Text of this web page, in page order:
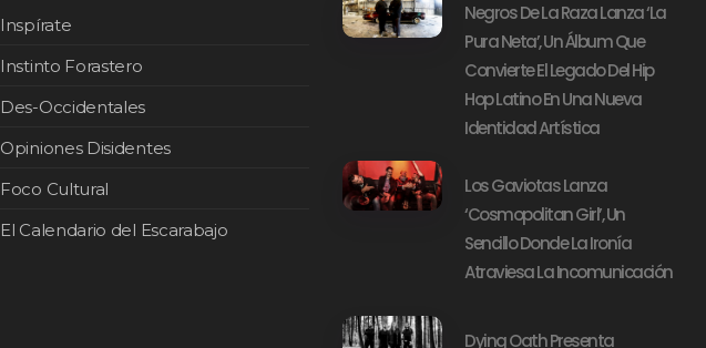
Inspírate
Instinto Forastero
Des-Occidentales
Opiniones Disidentes
Foco Cultural
El Calendario del Escarabajo
Negros De La Raza Lanza ‘La
Pura Neta’, Un Álbum Que
Convierte El Legado Del Hip
Hop Latino En Una Nueva
Identidad Artística
Los Gaviotas Lanza
‘Cosmopolitan Girl’, Un
Sencillo Donde La Ironía
Atraviesa La Incomunicación
Dying Oath Presenta